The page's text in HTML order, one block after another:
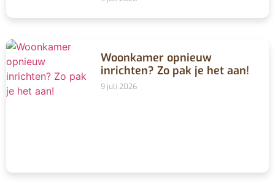
Woonkamer opnieuw
inrichten? Zo pak je het aan!
9 juli 2026